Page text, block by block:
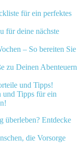
für ein perfektes
für deine nächste
– So bereiten Sie
zu Deinen Abenteuern
und Tipps!
und Tipps für ein
überleben? Entdecke
die Vorsorge